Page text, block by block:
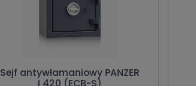
Sejf antywłamaniowy PANZER
I 420 (ECB-S)